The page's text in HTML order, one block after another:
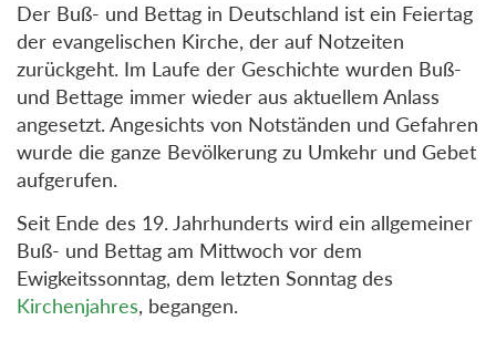
Der Buß- und Bettag in Deutschland ist ein Feiertag
der evangelischen Kirche, der auf Notzeiten
zurückgeht. Im Laufe der Geschichte wurden Buß-
und Bettage immer wieder aus aktuellem Anlass
angesetzt. Angesichts von Notständen und Gefahren
wurde die ganze Bevölkerung zu Umkehr und Gebet
aufgerufen.
Seit Ende des 19. Jahrhunderts wird ein allgemeiner
Buß- und Bettag am Mittwoch vor dem
Ewigkeitssonntag, dem letzten Sonntag des
Kirchenjahres, begangen.